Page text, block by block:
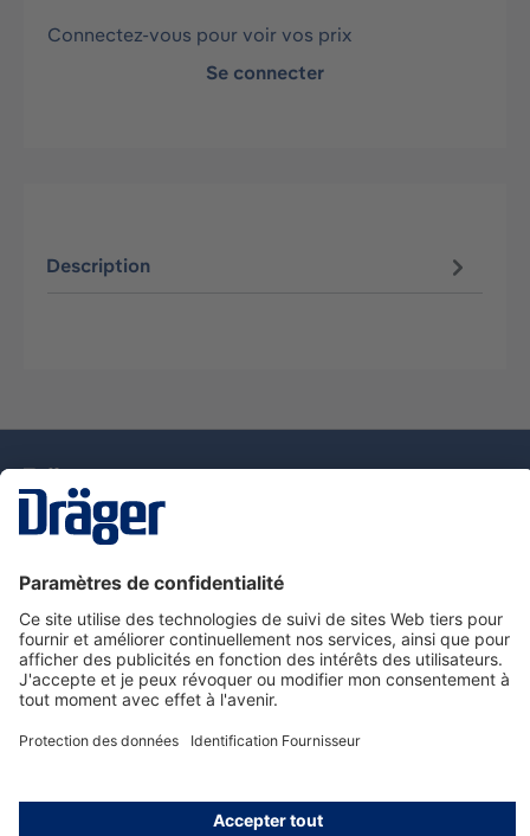
Connectez-vous pour voir vos prix
Se connecter
Description
Nous contacter
Service de e-commande Dräger
Informations sur les produits
© Dräger France SAS, 2024